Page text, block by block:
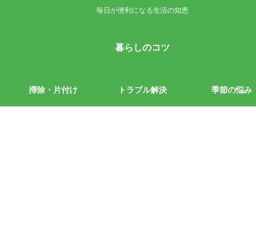
毎日が便利になる生活の知恵
暮らしのコツ
掃除・片付け トラブル解決 季節の悩み